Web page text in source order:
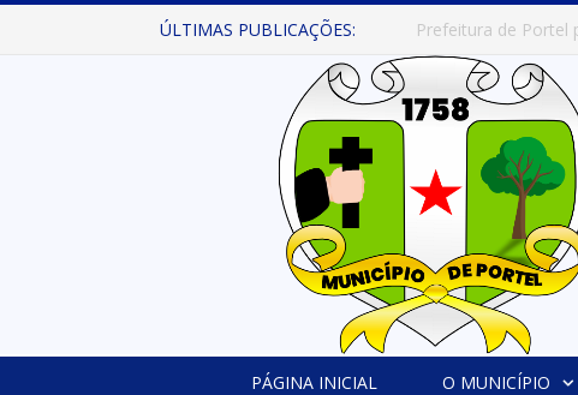
ÚLTIMAS PUBLICAÇÕES:
PÁGINA INICIAL O MUNICÍPIO